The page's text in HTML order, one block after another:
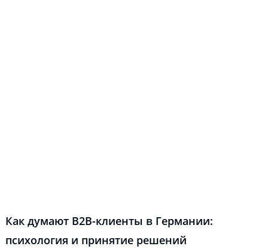
Как думают B2B-клиенты в Германии:
психология и принятие решений